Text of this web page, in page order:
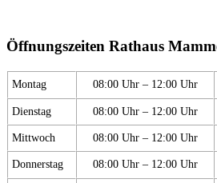
Öffnungszeiten Rathaus
Montag 08:00 Uhr – 12:00 Uhr
Dienstag 08:00 Uhr – 12:00 Uhr
Mittwoch 08:00 Uhr – 12:00 Uhr
Donnerstag 08:00 Uhr – 12:00 Uhr